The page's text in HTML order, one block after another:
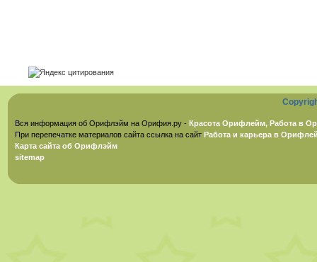
Вся информация об Орифлэйм на Орифия.ру - Красота Орифлейм, Работа в
При перепечатке материалов сайта ссылка на сайт Работа и карьера в
Карта сайта об Орифлэйм
sitemap